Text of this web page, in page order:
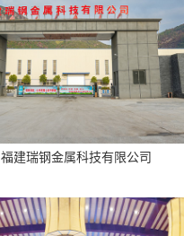
福建瑞钢金属科技有限公司